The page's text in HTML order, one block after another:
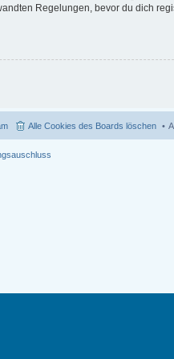
Regelungen, bevor du dich
Alle Cookies des Boards löschen